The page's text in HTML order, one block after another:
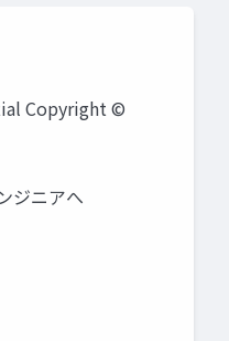
Copyright ©
ジニアへ